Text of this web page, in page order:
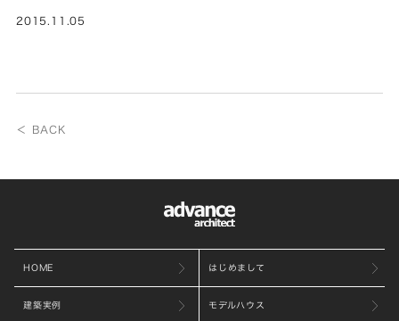
2015.11.05
＜ BACK
HOME はじめまして
建築実例 モデルハウス